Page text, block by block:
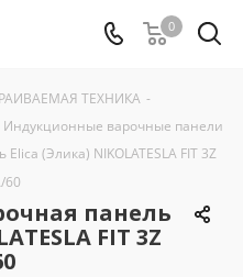
0
ТЕХНИКА -
Индукционные варочные панели
(Элика) NIKOLATESLA FIT 3Z
60
панель
FIT 3Z